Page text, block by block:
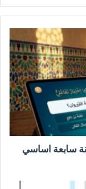
للسنة سابعة اساسي